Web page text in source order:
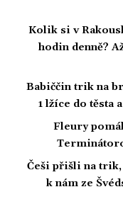
Kolik si v
hodin denně?
Babiččin trik na
1 lžíce do těsta
Fleury
Češi přišli na trik,
k nám ze